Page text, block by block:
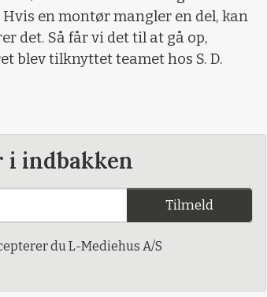
en montør mangler en del, kan
det. Så får vi det til at gå op,
blev tilknyttet teamet hos S. D.
i indbakken
Tilmeld
du L-Mediehus A/S